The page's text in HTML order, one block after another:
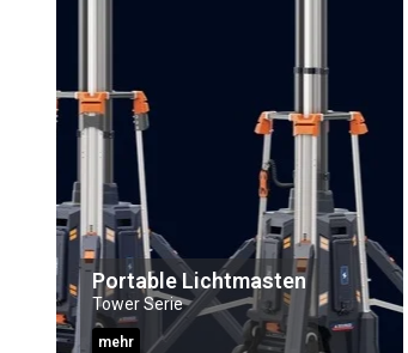
Portable Lichtmasten
Tower Serie
mehr